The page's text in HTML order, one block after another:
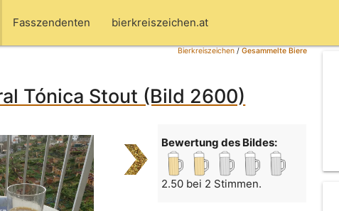
Fasszendenten bierkreiszeichen.at
Bierkreiszeichen/Gesammelte Biere
Tónica Stout (Bild 2600)
Bewertung des Bildes:
2.50 bei 2 Stimmen.